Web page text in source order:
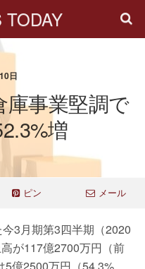
TODAY
日
事業堅調で
増
ピン メール
3月期第3四半期（2020
が117億2700万円（前